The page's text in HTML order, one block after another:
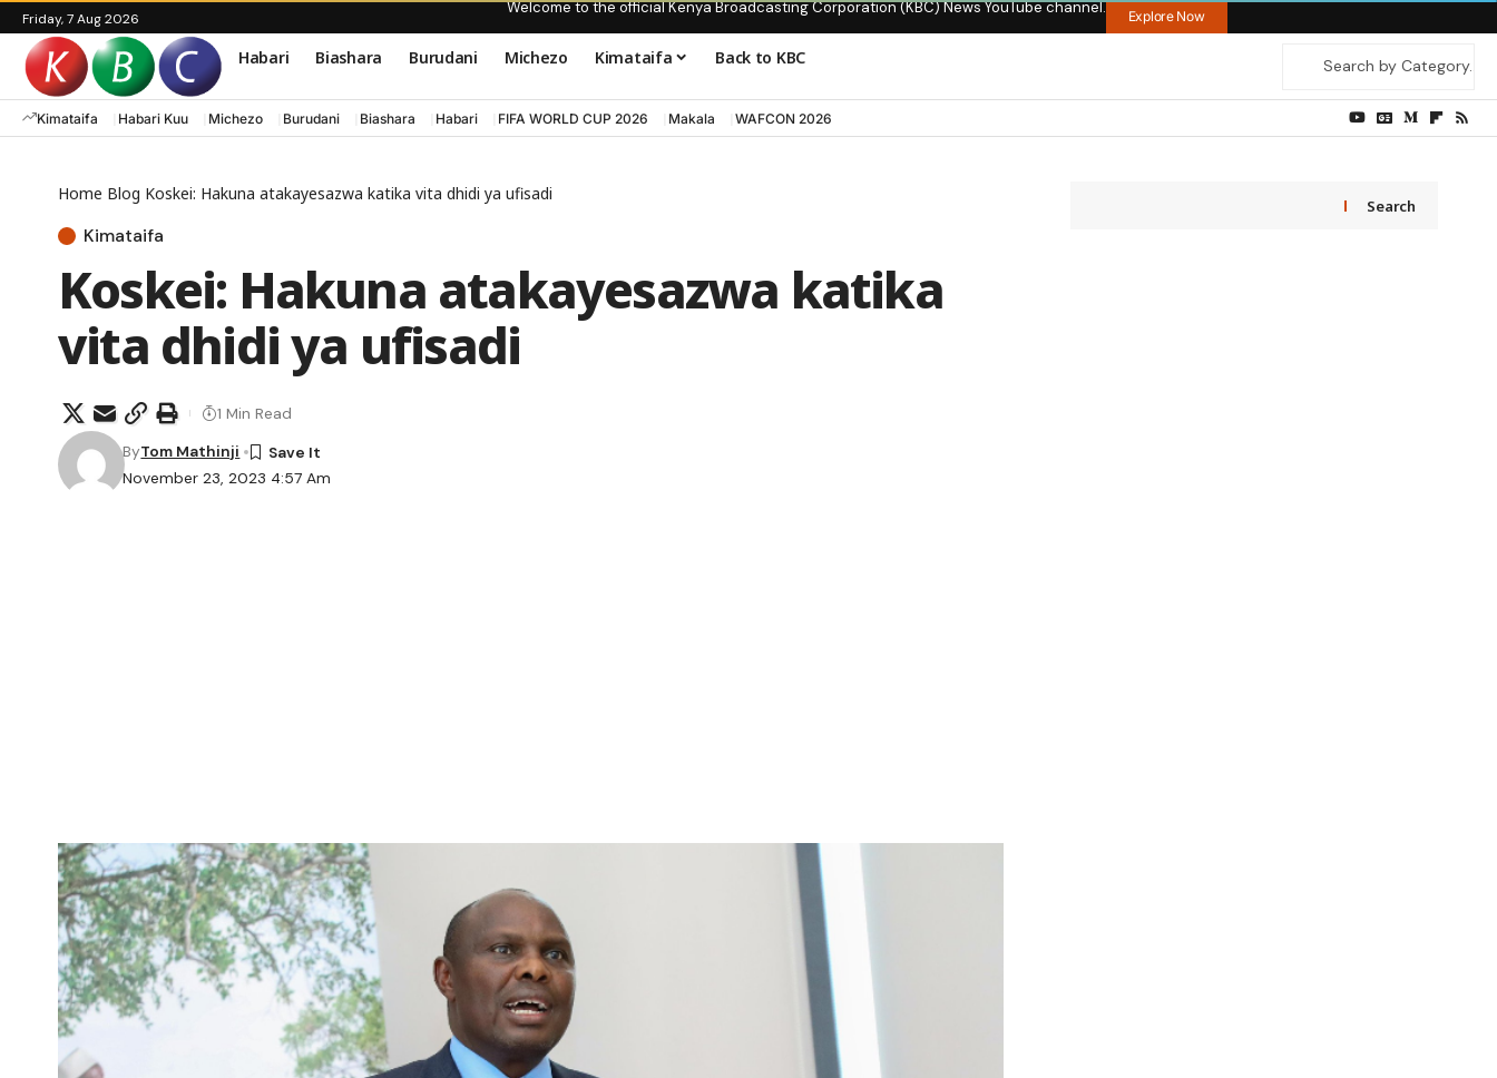
Friday, 7 Aug 2026
Welcome to the official Kenya Broadcasting Corporation (KBC) News YouTube channel. Explore Now
Habari Biashara Burudani Michezo Kimataifa Back to KBC
Kimataifa Habari Kuu Michezo Burudani Biashara Habari FIFA WORLD CUP 2026 Makala WAFCON 2026
Home Blog Koskei: Hakuna atakayesazwa katika vita dhidi ya ufisadi
Kimataifa
Koskei: Hakuna atakayesazwa katika
vita dhidi ya ufisadi
November 23, 2023 4:57 Am
ByTom Mathinji
1 Min Read
Search